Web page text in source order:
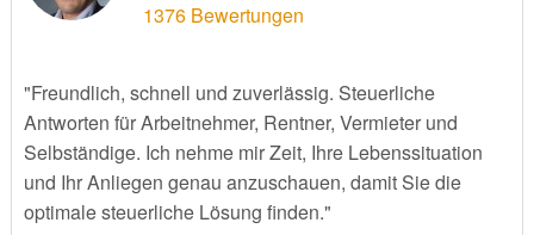
1376Bewertungen
"Freundlich, schnell und zuverlässig. Steuerliche
Antworten für Arbeitnehmer, Rentner, Vermieter und
Selbständige. Ich nehme mir Zeit, Ihre Lebenssituation
und Ihr Anliegen genau anzuschauen, damit Sie die
optimale steuerliche Lösung finden."